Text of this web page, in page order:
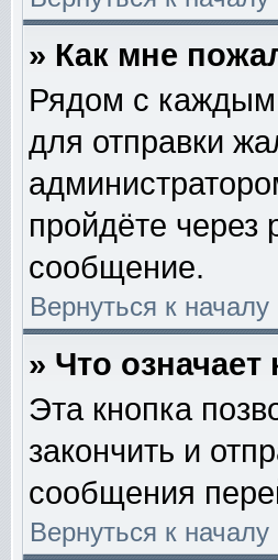
» Как мне
Рядом с каждым
для отправки
пройдёте
сообщение.
Вернуться к началу
» Что
Эта кнопка
закончить и
сообщения
Вернуться к началу